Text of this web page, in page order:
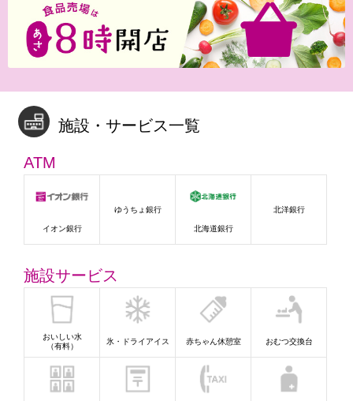
施設・サービス一覧
ATM
イオン銀行
ゆうちょ銀行
北海道銀行
北洋銀行
施設サービス
おいしい水
（有料）
氷・ドライアイス 赤ちゃん休憩室 おむつ交換台